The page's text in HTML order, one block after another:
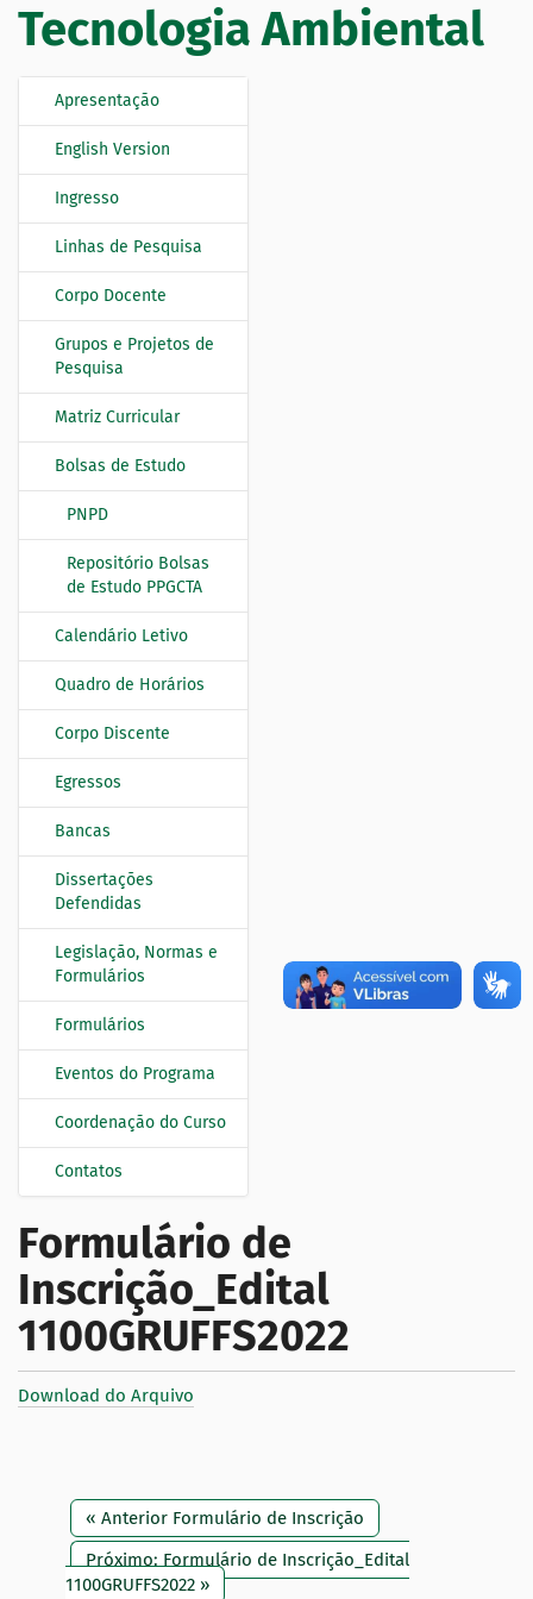
Tecnologia Ambiental
g
ã
Apresentação
English Version
Ingresso
Linhas de Pesquisa
Corpo Docente
Grupos e Projetos de
Pesquisa
Matriz Curricular
Bolsas de Estudo
PNPD
Repositório Bolsas
de Estudo PPGCTA
Calendário Letivo
Quadro de Horários
Corpo Discente
Egressos
Bancas
Dissertações
Defendidas
Legislação, Normas e
Formulários
Formulários
Eventos do Programa
Coordenação do Curso
Contatos
Formulário de
Inscrição_Edital
1100GRUFFS2022
Download do Arquivo
« Anterior Formulário de Inscrição
Próximo: Formulário de Inscrição_Edital
1100GRUFFS2022 »